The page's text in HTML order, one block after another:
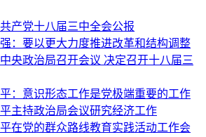
产党十八届三中全会公报
：要以更大力度推进改革和结构调整
央政治局召开会议 决定召开十八届三
：意识形态工作是党极端重要的工作
主持政治局会议研究经济工作
在党的群众路线教育实践活动工作会